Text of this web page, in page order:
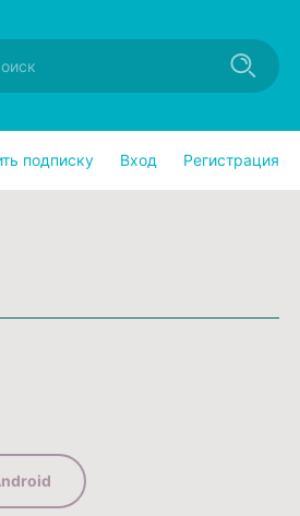
подписку Вход Регистрация